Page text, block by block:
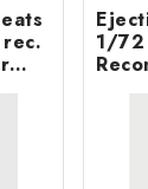
1/72 - with seat belts -